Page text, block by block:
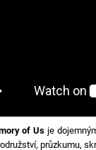
of Us je
průzkumu,